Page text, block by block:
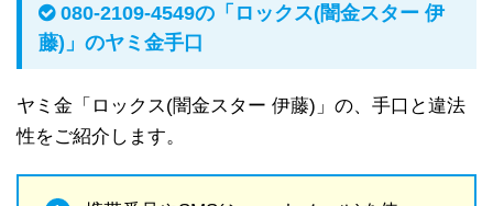
080-2109-4549の「ロックス(闇金スター 伊
藤)」のヤミ金手口
ヤミ金「ロックス(闇金スター 伊藤)」の、手口と違法
性をご紹介します。